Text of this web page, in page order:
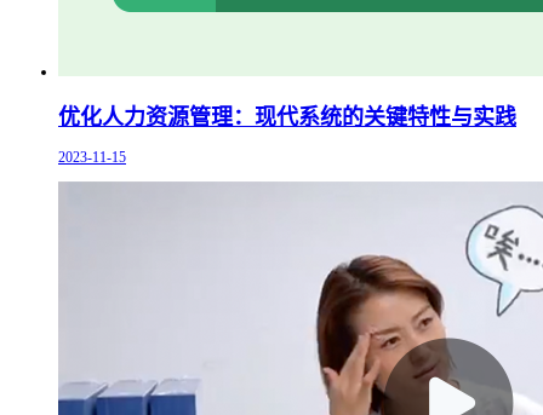
优化人力资源管理：现代系统的关键特性与实践
2023-11-15